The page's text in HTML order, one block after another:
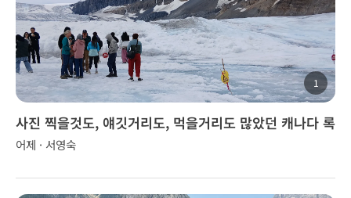
1
사진 찍을것도, 얘깃거리도, 먹을거리도 많았던 캐나다 록
키 투어..
어제 · 서영숙